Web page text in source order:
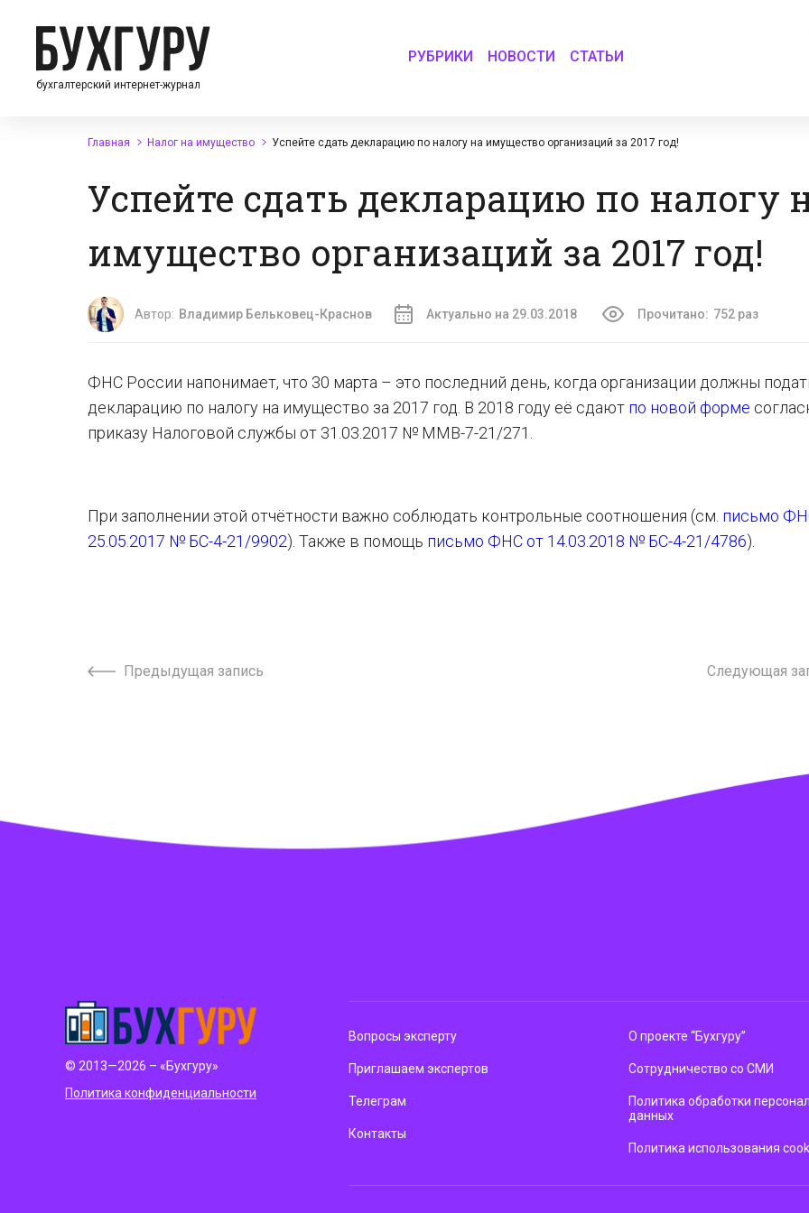
бухгалтерский интернет-журнал
РУБРИКИ НОВОСТИ СТАТЬИ
Главная Налог на имущество Успейте сдать декларацию по налогу на имущество организаций за 2017 год!
Успейте сдать декларацию по налогу
имущество организаций за 2017 год!
Автор: Владимир Бельковец-Краснов Актуально на 29.03.2018 Прочитано: 752 раз
ФНС России напонимает, что 30 марта – это последний день, когда организации должны
декларацию по налогу на имущество за 2017 год. В 2018 году её сдают по новой форме
приказу Налоговой службы от 31.03.2017 № ММВ-7-21/271.
При заполнении этой отчётности важно соблюдать контрольные соотношения (см. письмо
25.05.2017 № БС-4-21/9902). Также в помощь письмо ФНС от 14.03.2018 № БС-4-21/4786).
Предыдущая запись Следующая
© 2013—2026 – «Бухгуру»
Политика конфиденциальности
Вопросы эксперту
Приглашаем экспертов
Телеграм
Контакты
О проекте “Бухгуру”
Сотрудничество со СМИ
Политика обработки
данных
Политика использования